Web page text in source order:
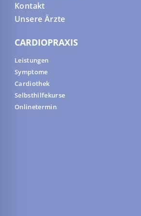
Kontakt
Unsere Ärzte
CARDIOPRAXIS
Leistungen
Symptome
Cardiothek
Selbsthilfekurse
Onlinetermin